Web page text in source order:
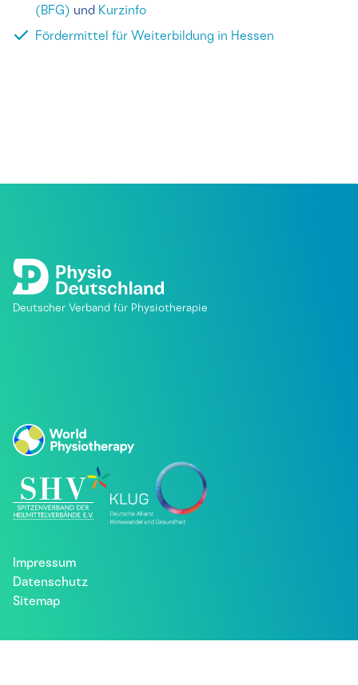
(BFG) und Kurzinfo
Fördermittel für Weiterbildung in Hessen
Deutscher Verband für Physiotherapie
Impressum
Datenschutz
Sitemap